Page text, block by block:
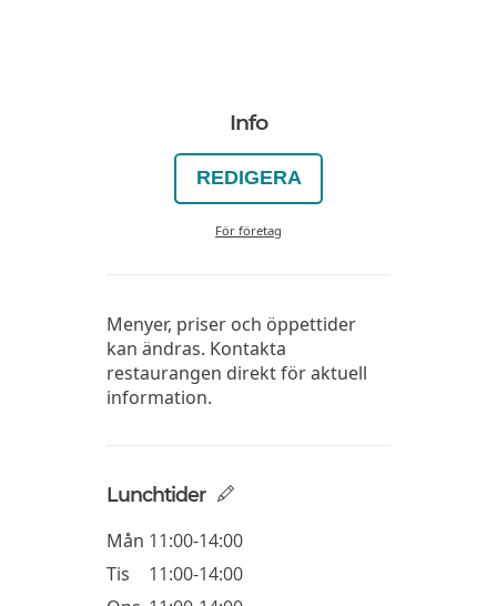
Info
REDIGERA
För företag
Menyer, priser och öppettider
kan ändras. Kontakta
restaurangen direkt för aktuell
information.
Lunchtider
Mån 11:00-14:00
Tis
11:00-14:00